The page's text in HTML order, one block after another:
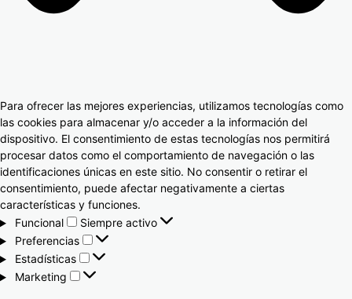
Para ofrecer las mejores experiencias, utilizamos tecnologías como
las cookies para almacenar y/o acceder a la información del
dispositivo. El consentimiento de estas tecnologías nos permitirá
procesar datos como el comportamiento de navegación o las
identificaciones únicas en este sitio. No consentir o retirar el
consentimiento, puede afectar negativamente a ciertas
características y funciones.
Funcional
Siempre activo
Preferencias
Estadísticas
Marketing